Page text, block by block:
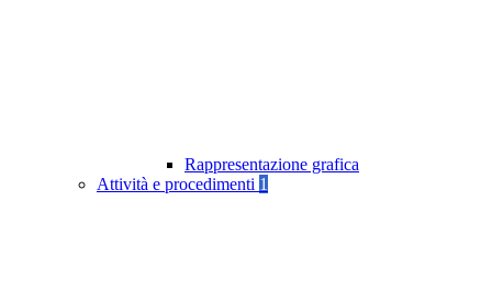
Rappresentazione grafica
Attività e procedimenti 1